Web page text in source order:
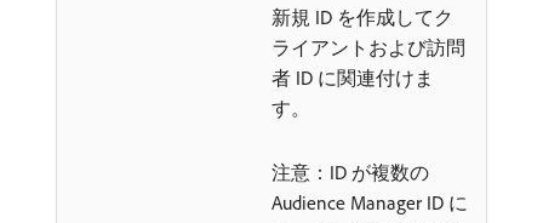
新規 ID を作成してク
ライアントおよび訪問
者 ID に関連付けま
す。
注意：ID が複数の
Audience Manager ID に